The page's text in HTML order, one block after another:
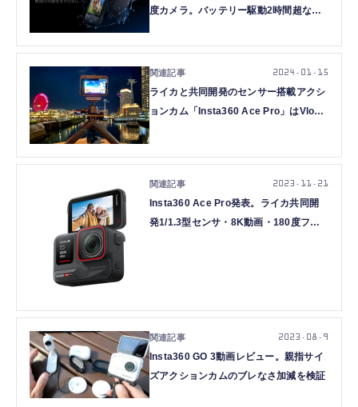
度カメラ。バッテリー駆動2時間超など
ライカと共同開発のセンサー搭載アクシ
ョンカム「Insta360 Ace Pro」はVlog
2024.01.15
Insta360 Ace Pro発表。ライカ共同開
発1/1.3型センサ・8K動画・180度フリ
2023.11.21
Insta360 GO 3動画レビュー。親指サイ
ズアクションカムのブレなさ加減を検証
2023.08.9